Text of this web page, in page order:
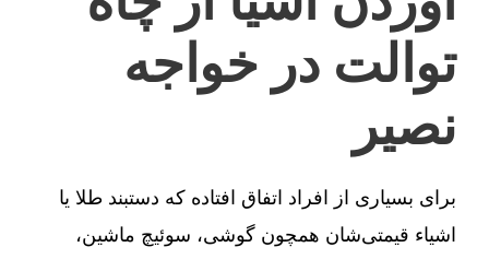
توالت در خواجه
نصیر
برای بسیاری از افراد اتفاق افتاده که دستبند طلا یا
اشیاء قیمتی‌شان همچون گوشی، سوئیچ ماشین،